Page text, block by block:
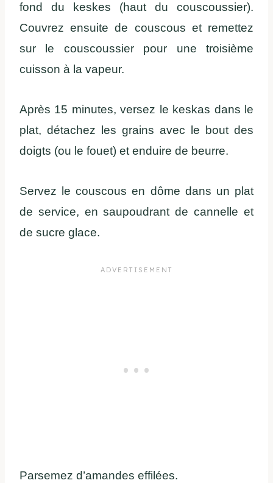
fond du keskes (haut du couscoussier).
Couvrez ensuite de couscous et remettez
sur le couscoussier pour une troisième
cuisson à la vapeur.
Après 15 minutes, versez le keskas dans le
plat, détachez les grains avec le bout des
doigts (ou le fouet) et enduire de beurre.
Servez le couscous en dôme dans un plat
de service, en saupoudrant de cannelle et
de sucre glace.
Parsemez d’amandes effilées.